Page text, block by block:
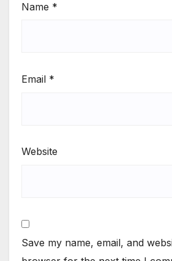
Name *
Email *
Website
Save my name, email, and